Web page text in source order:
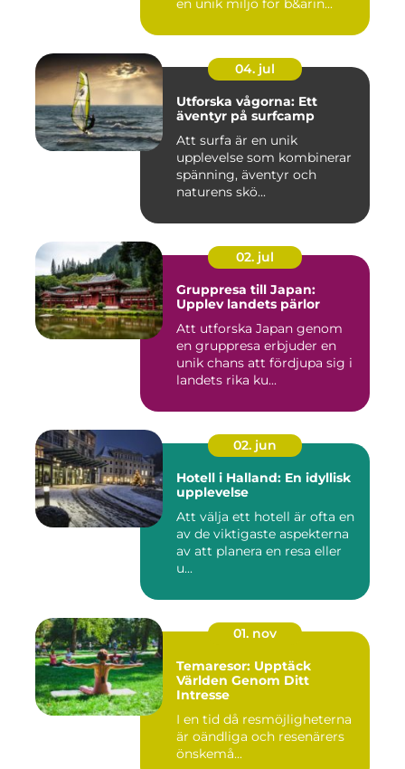
en unik miljö för b&arin...
04. jul
Utforska vågorna: Ett
äventyr på surfcamp
Att surfa är en unik
upplevelse som kombinerar
spänning, äventyr och
naturens skö...
02. jul
Gruppresa till Japan:
Upplev landets pärlor
Att utforska Japan genom
en gruppresa erbjuder en
unik chans att fördjupa sig i
landets rika ku...
02. jun
Hotell i Halland: En idyllisk
upplevelse
Att välja ett hotell är ofta en
av de viktigaste aspekterna
av att planera en resa eller
u...
01. nov
Temaresor: Upptäck
Världen Genom Ditt
Intresse
I en tid då resmöjligheterna
är oändliga och resenärers
önskemå...